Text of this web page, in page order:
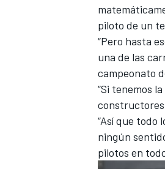
piloto de un
“Pero hasta
una de las
campeonato
“Si tenemos
“Así que
ningún
pilotos en